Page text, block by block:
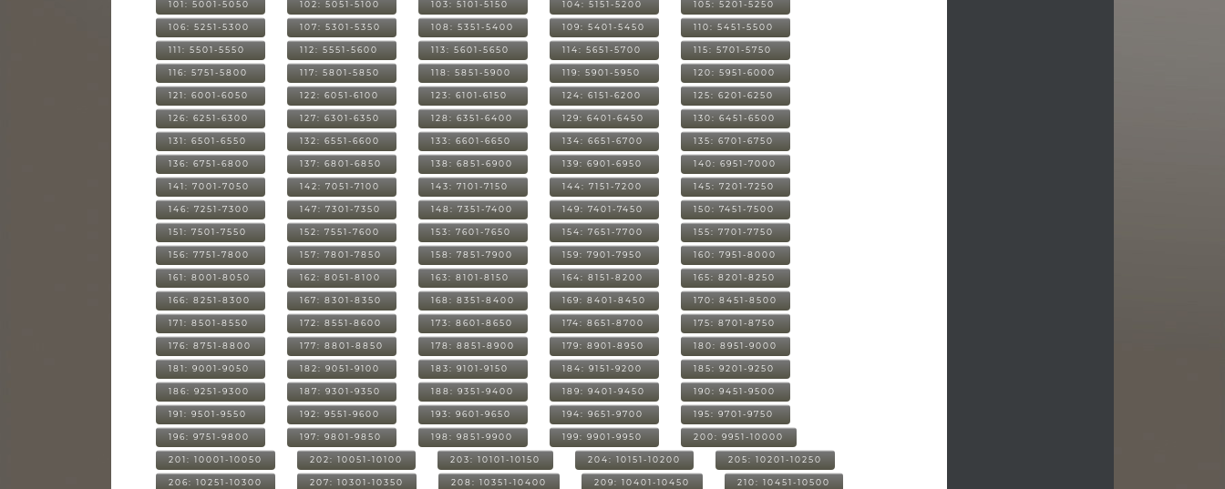
101: 5001-5050 102: 5051-5100 103: 5101-5150 104: 5151-5200 105: 5201-5250
106: 5251-5300 107: 5301-5350 108: 5351-5400 109: 5401-5450 110: 5451-5500
111: 5501-5550 112: 5551-5600 113: 5601-5650 114: 5651-5700 115: 5701-5750
116: 5751-5800 117: 5801-5850 118: 5851-5900 119: 5901-5950 120: 5951-6000
121: 6001-6050 122: 6051-6100 123: 6101-6150 124: 6151-6200 125: 6201-6250
126: 6251-6300 127: 6301-6350 128: 6351-6400 129: 6401-6450 130: 6451-6500
131: 6501-6550 132: 6551-6600 133: 6601-6650 134: 6651-6700 135: 6701-6750
136: 6751-6800 137: 6801-6850 138: 6851-6900 139: 6901-6950 140: 6951-7000
141: 7001-7050 142: 7051-7100 143: 7101-7150 144: 7151-7200 145: 7201-7250
146: 7251-7300 147: 7301-7350 148: 7351-7400 149: 7401-7450 150: 7451-7500
151: 7501-7550 152: 7551-7600 153: 7601-7650 154: 7651-7700 155: 7701-7750
156: 7751-7800 157: 7801-7850 158: 7851-7900 159: 7901-7950 160: 7951-8000
161: 8001-8050 162: 8051-8100 163: 8101-8150 164: 8151-8200 165: 8201-8250
166: 8251-8300 167: 8301-8350 168: 8351-8400 169: 8401-8450 170: 8451-8500
171: 8501-8550 172: 8551-8600 173: 8601-8650 174: 8651-8700 175: 8701-8750
176: 8751-8800 177: 8801-8850 178: 8851-8900 179: 8901-8950 180: 8951-9000
181: 9001-9050 182: 9051-9100 183: 9101-9150 184: 9151-9200 185: 9201-9250
186: 9251-9300 187: 9301-9350 188: 9351-9400 189: 9401-9450 190: 9451-9500
191: 9501-9550 192: 9551-9600 193: 9601-9650 194: 9651-9700 195: 9701-9750
196: 9751-9800 197: 9801-9850 198: 9851-9900 199: 9901-9950 200: 9951-10000
201: 10001-10050 202: 10051-10100 203: 10101-10150 204: 10151-10200 205: 10201-10250
206: 10251-10300 207: 10301-10350 208: 10351-10400 209: 10401-10450 210: 10451-10500